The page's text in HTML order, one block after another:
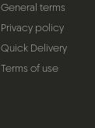
General terms
Privacy policy
Quick Delivery
Terms of use